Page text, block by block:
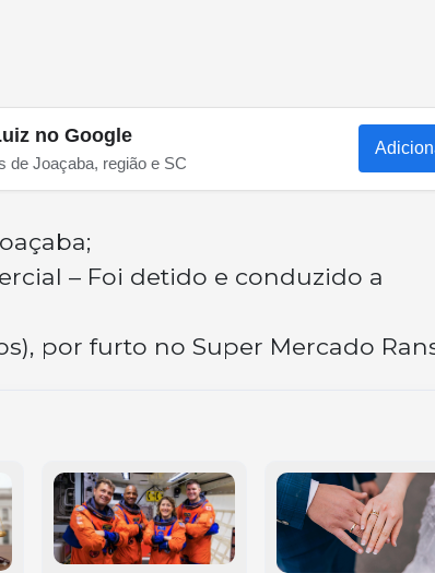
no Google
de Joaçaba, região e SC
– Foi detido e conduzido a
por furto no Super Mercado